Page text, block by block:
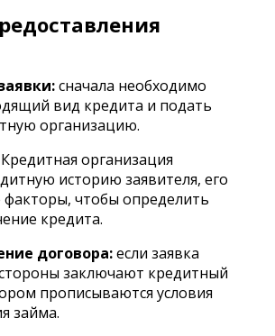
сначала необходимо
вид кредита и подать
организацию.
Кредитная организация
историю заявителя, его
факторы, чтобы определить
кредита.
договора:если заявка
заключают кредитный
прописываются условия
займа.